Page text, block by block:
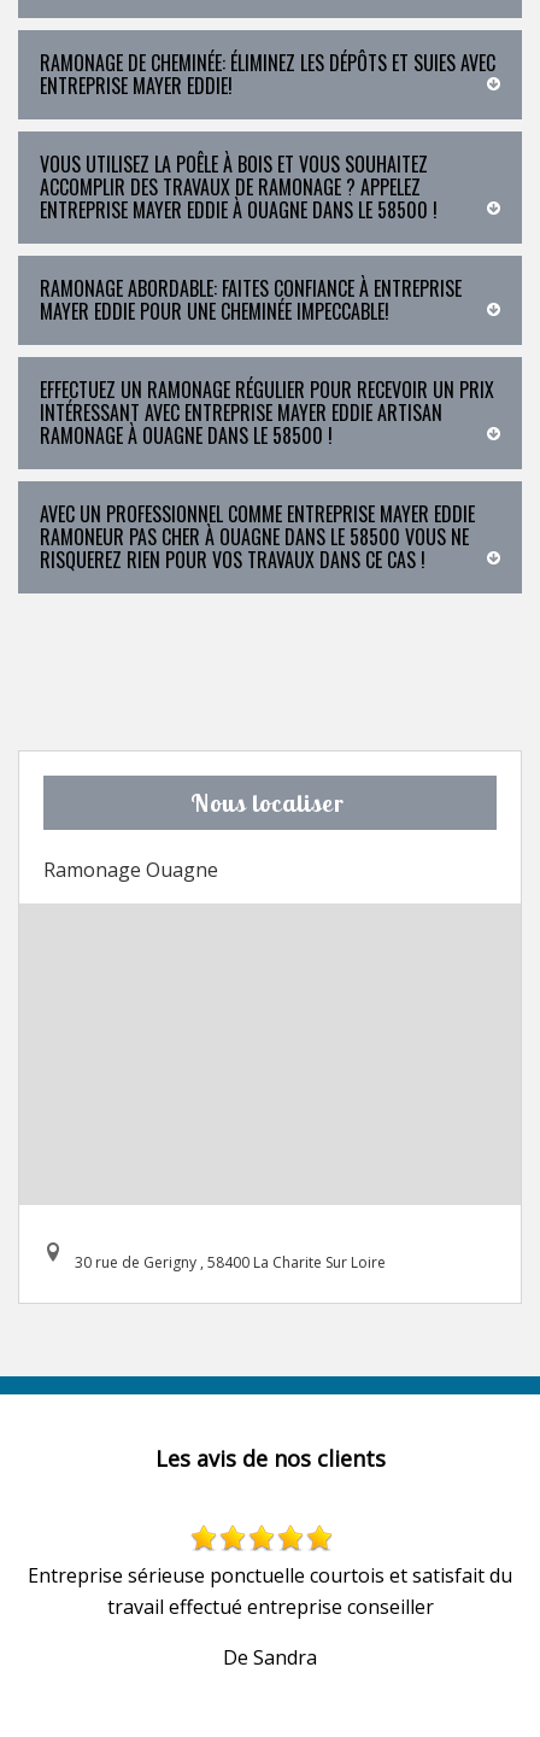
RAMONAGE DE CHEMINÉE: ÉLIMINEZ LES DÉPÔTS ET SUIES AVEC
ENTREPRISE MAYER EDDIE!
VOUS UTILISEZ LA POÊLE À BOIS ET VOUS SOUHAITEZ
ACCOMPLIR DES TRAVAUX DE RAMONAGE ? APPELEZ
ENTREPRISE MAYER EDDIE À OUAGNE DANS LE 58500 !
RAMONAGE ABORDABLE: FAITES CONFIANCE À ENTREPRISE
MAYER EDDIE POUR UNE CHEMINÉE IMPECCABLE!
EFFECTUEZ UN RAMONAGE RÉGULIER POUR RECEVOIR UN PRIX
INTÉRESSANT AVEC ENTREPRISE MAYER EDDIE ARTISAN
RAMONAGE À OUAGNE DANS LE 58500 !
AVEC UN PROFESSIONNEL COMME ENTREPRISE MAYER EDDIE
RAMONEUR PAS CHER À OUAGNE DANS LE 58500 VOUS NE
RISQUEREZ RIEN POUR VOS TRAVAUX DANS CE CAS !
Nous localiser
Ramonage Ouagne
30 rue de Gerigny , 58400 La Charite Sur Loire
Les avis de nos clients
Entreprise sérieuse ponctuelle courtois et satisfait du
travail effectué entreprise conseiller
De Sandra